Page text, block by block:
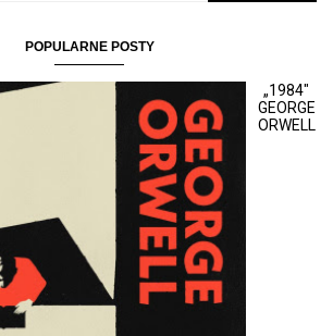
POPULARNE POSTY
„1984"
GEORGE
ORWELL